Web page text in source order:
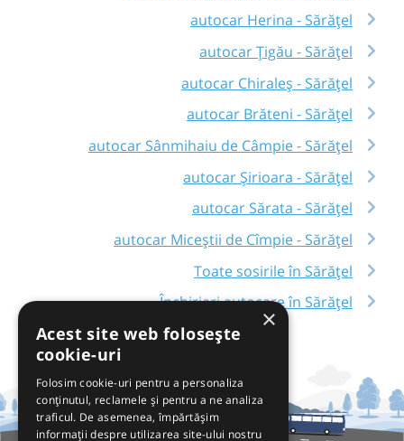
autocar Herina - Sărățel
autocar Țigău - Sărățel
autocar Chiraleș - Sărățel
autocar Brăteni - Sărățel
autocar Sânmihaiu de Câmpie - Sărățel
autocar Șirioara - Sărățel
autocar Sărata - Sărățel
autocar Miceștii de Cîmpie - Sărățel
Toate sosirile în Sărățel
Închirieri autocare în Sărățel
×
Acest site web folosește
cookie-uri
Folosim cookie-uri pentru a personaliza
conținutul, reclamele și pentru a ne analiza
traficul. De asemenea, împărtășim
informații despre utilizarea site-ului nostru